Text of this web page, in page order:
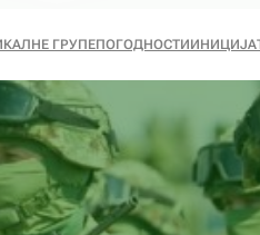
ГРУПЕПОГОДНОСТИ